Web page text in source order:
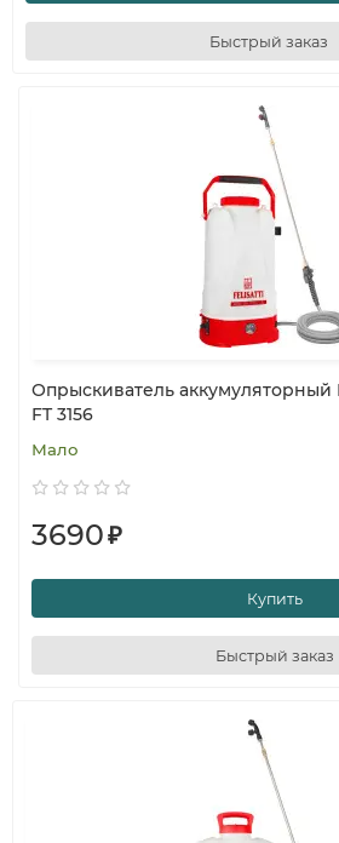
Быстрый заказ
Опрыскиватель аккумуляторный
FT 3156
Мало
3690₽
Купить
Быстрый заказ